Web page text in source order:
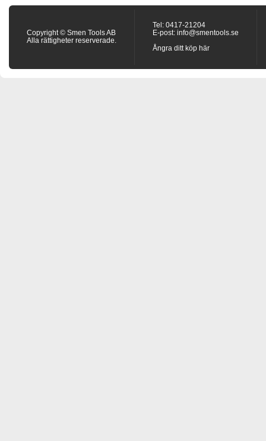
Copyright © Smen Tools AB
Alla rättigheter reserverade.
Tel: 0417-21204
E-post: info@smentools.se
Ångra ditt köp här